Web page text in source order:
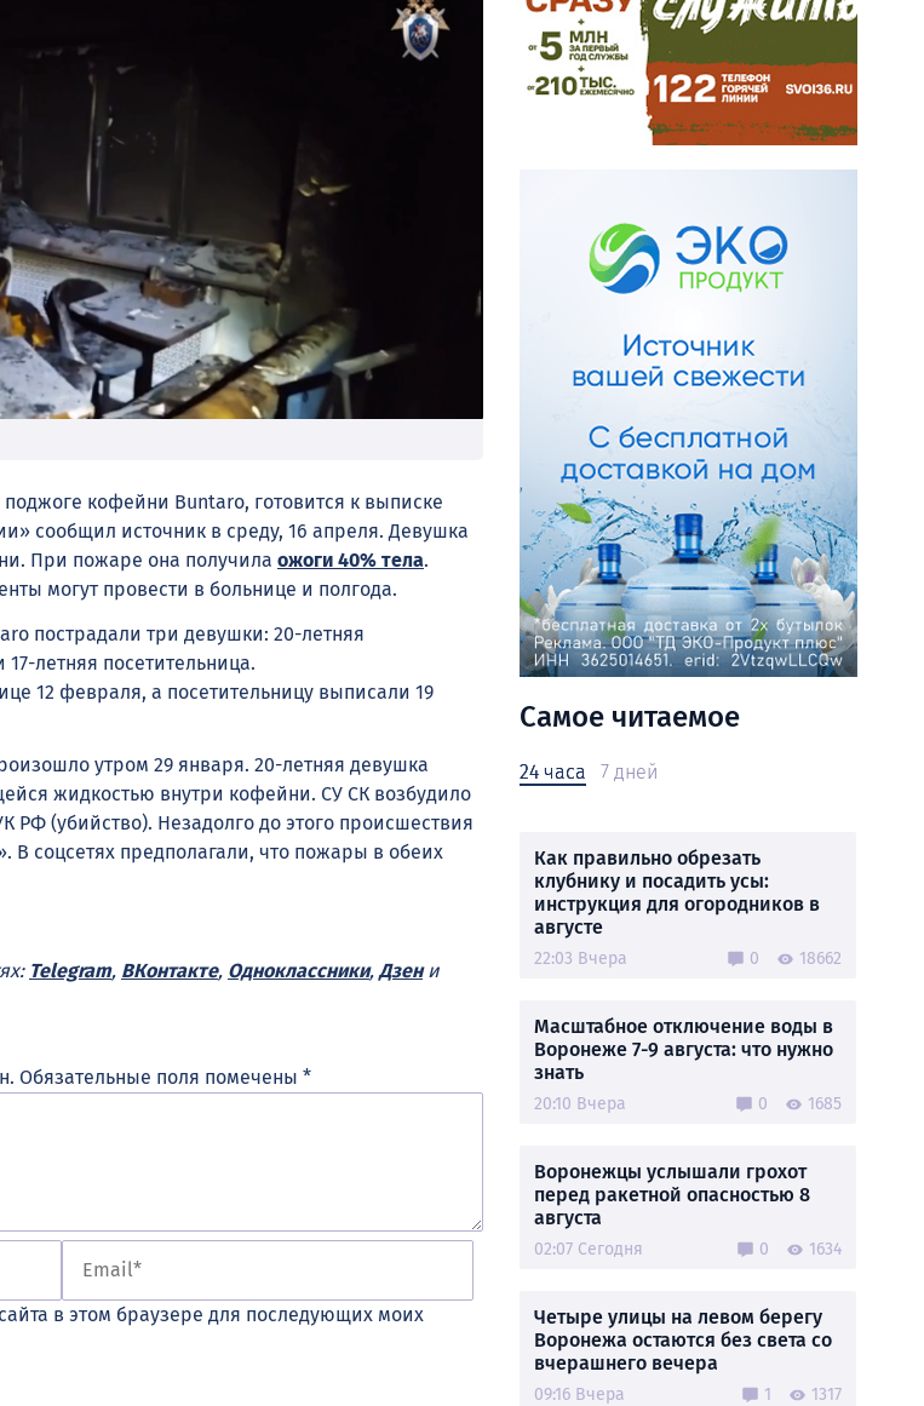
кофейни Buntaro, готовится к выписке
сообщил источник в среду, 16 апреля. Девушка
При пожаре она получила ожоги 40% тела.
могут провести в больнице и полгода.
пострадали три девушки: 20-летняя
летняя посетительница.
12 февраля, а посетительницу выписали 19
утром 29 января. 20-летняя девушка
жидкостью внутри кофейни. СУ СК возбудило
РФ (убийство). Незадолго до этого происшествия
В соцсетях предполагали, что пожары в обеих
Telegram, ВКонтакте, Одноклассники, Дзени
Обязательные поля помечены *
в этом браузере для последующих моих
Самое читаемое
24 часа 7 дней
Как правильно обрезать
клубнику и посадить усы:
инструкция для огородников в
августе
22:03 Вчера 0 18662
Масштабное отключение воды в
Воронеже 7-9 августа: что нужно
знать
20:10 Вчера 0 1685
Воронежцы услышали грохот
перед ракетной опасностью 8
августа
02:07 Сегодня 0 1634
Четыре улицы на левом берегу
Воронежа остаются без света со
вчерашнего вечера
09:16 Вчера 1 1317